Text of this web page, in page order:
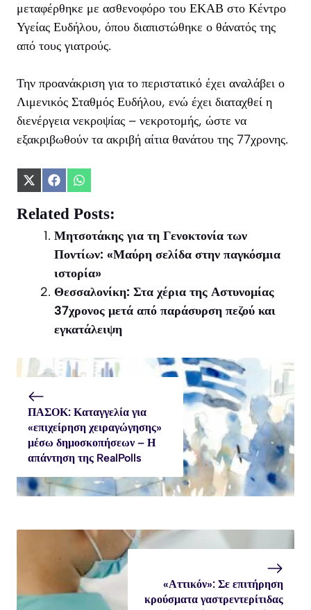
μεταφέρθηκε με ασθενοφόρο του ΕΚΑΒ στο Κέντρο
Υγείας Ευδήλου, όπου διαπιστώθηκε ο θάνατός της
από τους γιατρούς.
Την προανάκριση για το περιστατικό έχει αναλάβει ο
Λιμενικός Σταθμός Ευδήλου, ενώ έχει διαταχθεί η
διενέργεια νεκροψίας – νεκροτομής, ώστε να
εξακριβωθούν τα ακριβή αίτια θανάτου της 77χρονης.
Share
X
(Twitter)
Share
Facebook
Share
WhatsApp
Related Posts:
Μητσοτάκης για τη Γενοκτονία των
Ποντίων: «Μαύρη σελίδα στην παγκόσμια
ιστορία»
Θεσσαλονίκη: Στα χέρια της Αστυνομίας
37χρονος μετά από παράσυρση πεζού και
εγκατάλειψη
ΠΑΣΟΚ: Καταγγελία για
«επιχείρηση χειραγώγησης»
μέσω δημοσκοπήσεων – Η
απάντηση της RealPolls
«Αττικόν»: Σε επιτήρηση
κρούσματα γαστρεντερίτιδας